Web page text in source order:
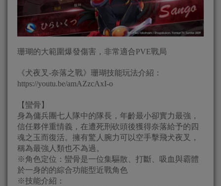
珊瑚的大範圍爆發傷害，非常適合PVE戰局
《犬夜叉-奈落之戰》珊瑚技能玩法介紹：
https://youtu.be/amAZzcAxI-o
【蠻骨】
身為傭兵團七人隊中的隊長，年齡最小卻實力最強，
信任夥伴重情義，在遭死刑砍頭後獲得奈落給予的四
魂之玉而復活。擁有驚人腕力可以空手擊飛犬夜叉，
稱為最強人類也不為過。
※角色定位：蠻骨是一位集驅散、打斷、吸血與霸體
於一身的的綜合功能型近戰角色
※技能介紹：